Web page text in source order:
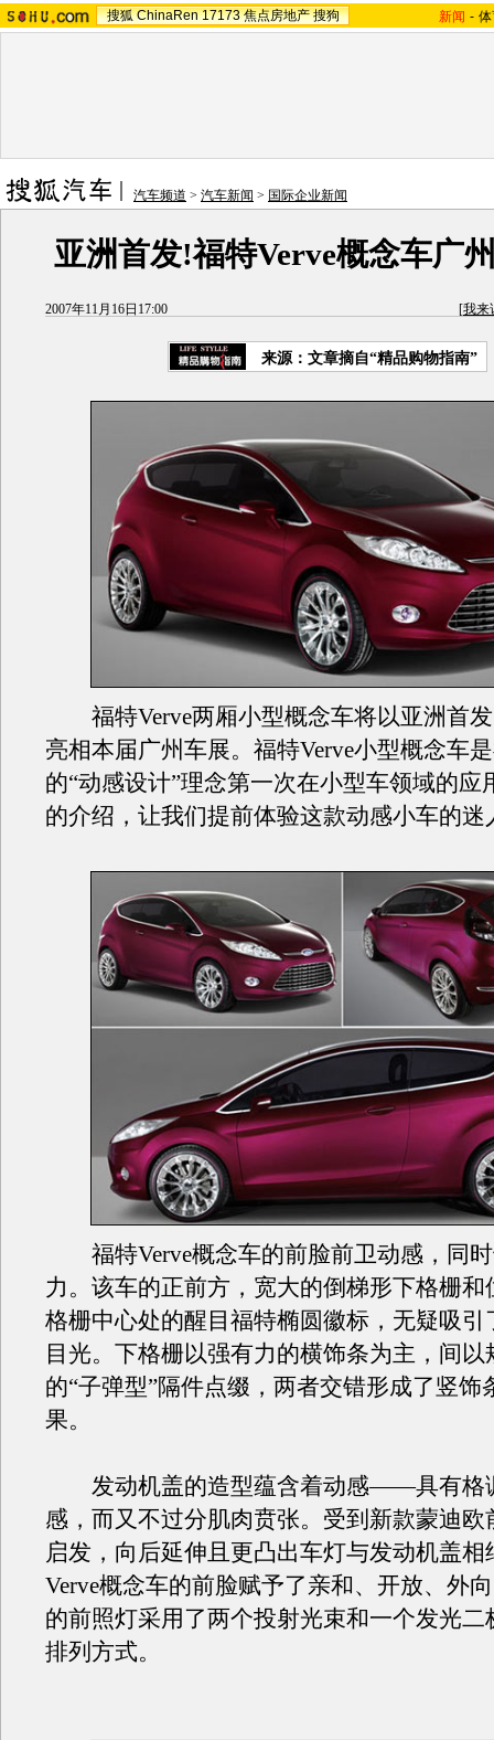
搜狐 ChinaRen 17173 焦点房地产 搜狗 新闻 -
汽车频道 > 汽车新闻 > 国际企业新闻
亚洲首发!福特Verve概念车广
2007年11月16日17:00 [我来
来源：文章摘自“精品购物指南”
福特Verve两厢小型概念车将以亚洲首发
亮相本届广州车展。福特Verve小型概念车
的“动感设计”理念第一次在小型车领域的应
的介绍，让我们提前体验这款动感小车的迷
福特Verve概念车的前脸前卫动感，同
力。该车的正前方，宽大的倒梯形下格栅和
格栅中心处的醒目福特椭圆徽标，无疑吸引
目光。下格栅以强有力的横饰条为主，间以
的“子弹型”隔件点缀，两者交错形成了竖饰
果。
发动机盖的造型蕴含着动感——具有格
感，而又不过分肌肉贲张。受到新款蒙迪欧
启发，向后延伸且更凸出车灯与发动机盖相
Verve概念车的前脸赋予了亲和、开放、外
的前照灯采用了两个投射光束和一个发光二
排列方式。